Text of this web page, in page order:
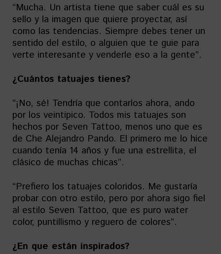
“Mucha. Un artista tiene que saber cuál es su
sello y la imagen que quiere proyectar, así
como las tendencias. Siempre debes tener un
sentido del estilo, o alguien que te guie para
verte interesante y venderle eso a la gente”.
¿Cuántos tatuajes tienes?
“¡No, sé! Tendría que contarlos ahora, ando
por los veintipico. Todos mis tatuajes son
hechos por Seven Tattoo, menos uno que es
de Che Alejandro Pando. El primero me lo hice
cuando tenía 14 años y fue una estrellita, el
clásico de muchas chicas”.
“Prefiero los tatuajes coloridos. Me gustaría
probar con otro estilo, pero por ahora sigo fiel
al estilo Seven Tattoo, que es puro water
color, puntillismo y reguero de colores”.
¿En que están inspirados?